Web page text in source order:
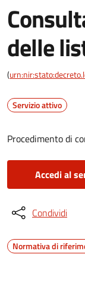
delle
(
Servizio attivo
Procedimento di
Accedi al
Condividi
Normativa di